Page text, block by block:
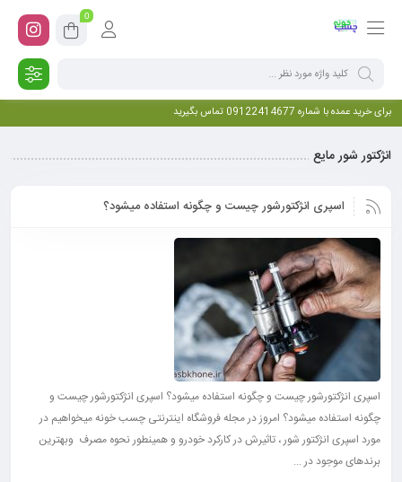
0
برای خرید عمده با شماره 09122414677 تماس بگیرید
انژکتور شور مایع
اسپری انژکتورشور چیست و چگونه استفاده میشود؟
اسپری انژکتورشور چیست و چگونه استفاده میشود؟ اسپری انژکتورشور چیست و
چگونه استفاده میشود؟ امروز در مجله فروشگاه اینترنتی چسب خونه میخواهیم در
مورد اسپری انژکتور شور ، تاثیرش در کارکرد خودرو و همینطور نحوه مصرف وبهترین
برند‌های موجود در ...